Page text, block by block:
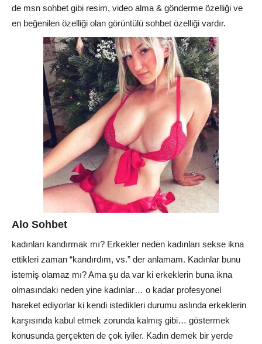
de msn sohbet gibi resim, video alma & gönderme özelliği ve
en beğenilen özelliği olan görüntülü sohbet özelliği vardır.
Alo Sohbet
kadınları kandırmak mı? Erkekler neden kadınları sekse ikna
ettikleri zaman “kandırdım, vs.” der anlamam. Kadınlar bunu
istemiş olamaz mı? Ama şu da var ki erkeklerin buna ikna
olmasındaki neden yine kadınlar… o kadar profesyonel
hareket ediyorlar ki kendi istedikleri durumu aslında erkeklerin
karşısında kabul etmek zorunda kalmış gibi… göstermek
konusunda gerçekten de çok iyiler. Kadın demek bir yerde